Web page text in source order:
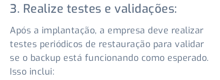
3. Realize testes e validações:
Após a implantação, a empresa deve realizar
testes periódicos de restauração para validar
se o backup está funcionando como esperado.
Isso inclui: